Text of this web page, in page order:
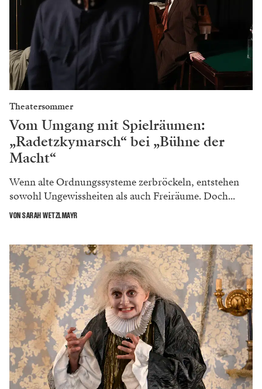
Theatersommer
Vom Umgang mit Spielräumen:
„Radetzkymarsch“ bei „Bühne der
Macht“
Wenn alte Ordnungssysteme zerbröckeln, entstehen
sowohl Ungewissheiten als auch Freiräume. Doch...
VON SARAH WETZLMAYR